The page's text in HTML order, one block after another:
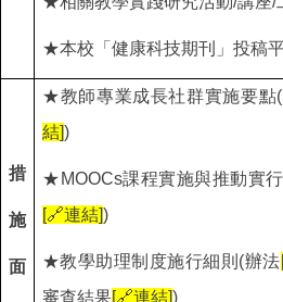
★本校「健康科技期刊」投稿
措
施
面
★教師專業成長社群實施要點
結])
★MOOCs課程實施與推動實
[🔗連結])
★教學助理制度施行細則(辦法
審查結果[🔗連結])